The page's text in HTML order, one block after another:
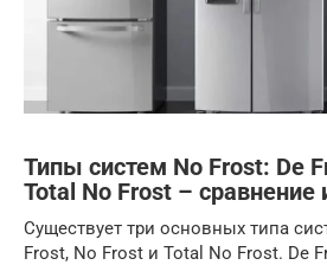
Типы систем No Frost: De
Total No Frost – сравнение
Существует три основных типа
Frost, No Frost и Total No Frost. De